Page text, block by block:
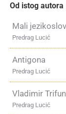
Od istog autora
Mali
Predrag Lucić
Antigona
Predrag Lucić
Vladimir
Predrag Lucić